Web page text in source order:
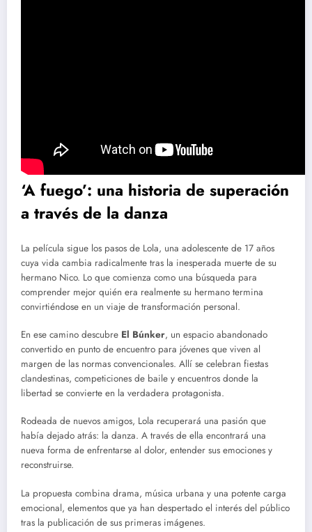
‘A fuego’: una historia de superación
a través de la danza
La película sigue los pasos de Lola, una adolescente de 17 años
cuya vida cambia radicalmente tras la inesperada muerte de su
hermano Nico. Lo que comienza como una búsqueda para
comprender mejor quién era realmente su hermano termina
convirtiéndose en un viaje de transformación personal.
En ese camino descubre El Búnker, un espacio abandonado
convertido en punto de encuentro para jóvenes que viven al
margen de las normas convencionales. Allí se celebran fiestas
clandestinas, competiciones de baile y encuentros donde la
libertad se convierte en la verdadera protagonista.
Rodeada de nuevos amigos, Lola recuperará una pasión que
había dejado atrás: la danza. A través de ella encontrará una
nueva forma de enfrentarse al dolor, entender sus emociones y
reconstruirse.
La propuesta combina drama, música urbana y una potente carga
emocional, elementos que ya han despertado el interés del público
tras la publicación de sus primeras imágenes.